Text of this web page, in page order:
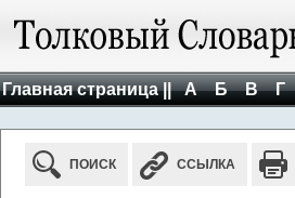
Главная страница || А Б В Г
ПОИСК ССЫЛКА